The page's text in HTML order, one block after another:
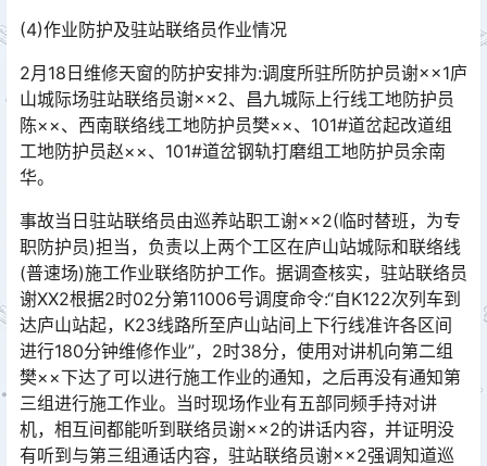
(4)作业防护及驻站联络员作业情况
2月18日维修天窗的防护安排为:调度所驻所防护员谢××1庐
山城际场驻站联络员谢××2、昌九城际上行线工地防护员
陈××、西南联络线工地防护员樊××、101#道岔起改道组
工地防护员赵××、101#道岔钢轨打磨组工地防护员余南
华。󠅅󠅃󠄵󠅂󠄪󠇖󠆨󠆨󠇕󠆞󠆒󠅬󠇘󠆭󠆘󠇙󠆝󠅵󠇗󠆭󠆁󠄐󠇗󠅹󠅸󠇖󠆍󠅳󠇖󠅹󠅰󠇖󠆌󠅹
事故当日驻站联络员由巡养站职工谢××2(临时替班，为专
职防护员)担当，负责以上两个工区在庐山站城际和联络线
(普速场)施工作业联络防护工作。据调查核实，驻站联络员
谢XX2根据2时02分第11006号调度命令:“自K122次列车到
达庐山站起，K23线路所至庐山站间上下行线准许各区间
进行180分钟维修作业”，2时38分，使用对讲机向第二组
樊××下达了可以进行施工作业的通知，之后再没有通知第
三组进行施工作业。当时现场作业有五部同频手持对讲
机，相互间都能听到联络员谢××2的讲话内容，并证明没
有听到与第三组通话内容，驻站联络员谢××2强调知道巡